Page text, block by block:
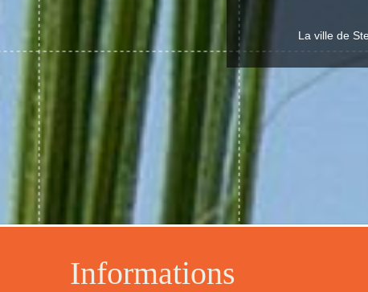
Informations
La ville de